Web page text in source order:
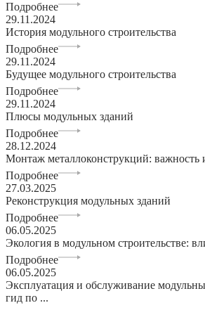
Подробнее
29.11.2024
История модульного строительства
Подробнее
29.11.2024
Будущее модульного строительства
Подробнее
29.11.2024
Плюсы модульных зданий
Подробнее
28.12.2024
Монтаж металлоконструкций: важность
Подробнее
27.03.2025
Реконструкция модульных зданий
Подробнее
06.05.2025
Экология в модульном строительстве:
Подробнее
06.05.2025
Эксплуатация и обслуживание
гид по ...